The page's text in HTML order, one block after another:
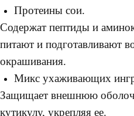
Протеины сои.
Содержат пептиды и
питают и подготавливают
окрашивания.
Микс ухаживающих
Защищает внешнюю
кутикулу, укрепляя ее.